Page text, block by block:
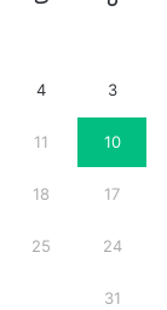
3
4
10
11
17
18
24
25
31